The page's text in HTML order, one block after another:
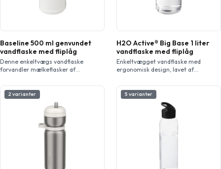
Baseline 500 ml genvundet
vandflaske med fliplåg
Denne enkeltvægs vandflaske
forvandler mælkeflasker af
bruges igen og igen. Flasken har et
spildsikkert låg med klaplukning og
en kapacitet på 500 ml. På grund af
genbrugsplastens natur kan
farvenuancerne variere lidt, og der
kan være farvepletter. Fremstillet i
H2O Active® Big Base 1 liter
vandflaske med fliplåg
Enkeltvægget vandflaske med
ergonomisk design, lavet af
spildsikkert låg med flip-tud.
Volumen kapacitet er 1 liter.
Produceret i UK. Pakket i en
genvunden PE plastik pose. BPA fri.
2 varianter 5 varianter